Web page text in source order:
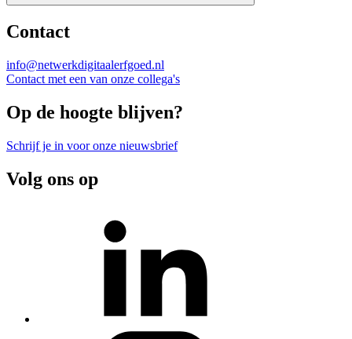
Contact
info@netwerkdigitaalerfgoed.nl
Contact met een van onze collega's
Op de hoogte blijven?
Schrijf je in voor onze nieuwsbrief
Volg ons op